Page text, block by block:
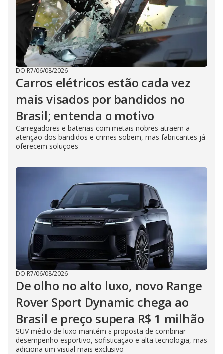
DO R7/06/08/2026
Carros elétricos estão cada vez
mais visados por bandidos no
Brasil; entenda o motivo
Carregadores e baterias com metais nobres atraem a
atenção dos bandidos e crimes sobem, mas fabricantes já
oferecem soluções
DO R7/06/08/2026
De olho no alto luxo, novo Range
Rover Sport Dynamic chega ao
Brasil e preço supera R$ 1 milhão
SUV médio de luxo mantém a proposta de combinar
desempenho esportivo, sofisticação e alta tecnologia, mas
adiciona um visual mais exclusivo